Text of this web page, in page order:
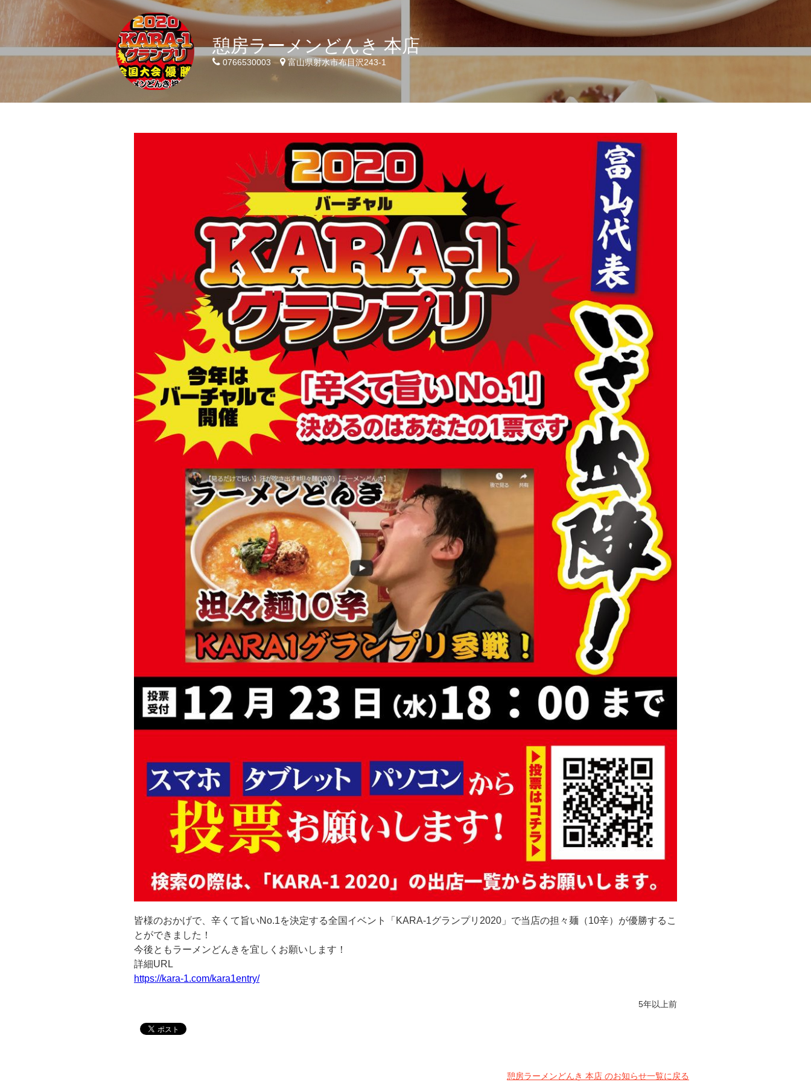
憩房ラーメンどんき 本店
0766530003 富山県射水市布目沢243-1
皆様のおかげで、辛くて旨いNo.1を決定する全国イベント「KARA-1グランプリ2020」で当店の担々麺（10辛）が優勝するこ
とができました！
今後ともラーメンどんきを宜しくお願いします！
詳細URL
https://kara-1.com/kara1entry/
5年以上前
憩房ラーメンどんき 本店 のお知らせ一覧に戻る